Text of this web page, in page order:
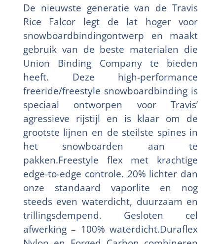
De nieuwste generatie van de Travis
Rice Falcor legt de lat hoger voor
snowboardbindingontwerp en maakt
gebruik van de beste materialen die
Union Binding Company te bieden
heeft. Deze high-performance
freeride/freestyle snowboardbinding is
speciaal ontworpen voor Travis’
agressieve rijstijl en is klaar om de
grootste lijnen en de steilste spines in
het snowboarden aan te
pakken.Freestyle flex met krachtige
edge-to-edge controle. 20% lichter dan
onze standaard vaporlite en nog
steeds even waterdicht, duurzaam en
trillingsdempend. Gesloten cel
afwerking – 100% waterdicht.Duraflex